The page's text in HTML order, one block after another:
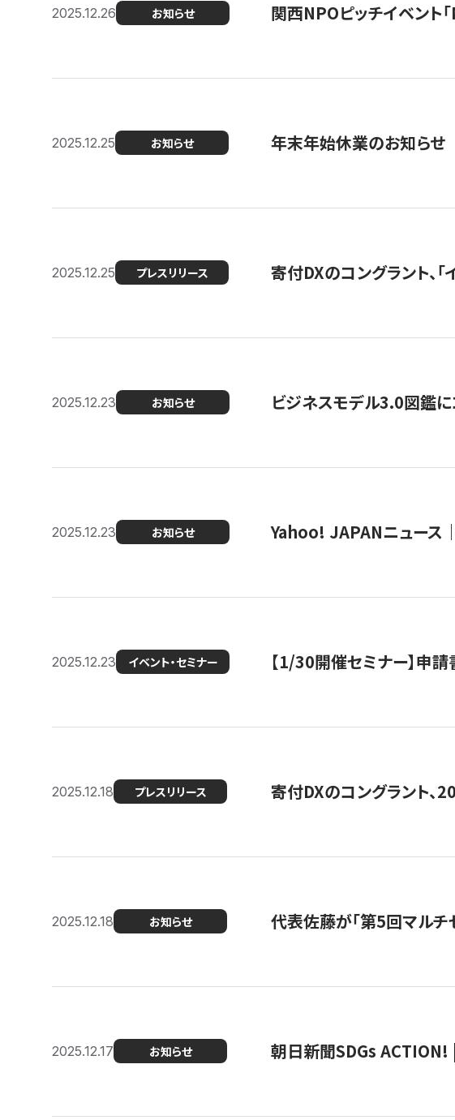
2025.12.26 お知らせ 関西NPOピッチイベント
2025.12.25 お知らせ 年末年始休業のお知らせ
2025.12.25 プレスリリース 寄付DXのコングラント、
2025.12.23 お知らせ ビジネスモデル3.0図鑑
2025.12.23 お知らせ Yahoo! JAPANニュース
2025.12.23 イベント・セミナー 【1/30開催セミナー】申
2025.12.18 プレスリリース 寄付DXのコングラント、
2025.12.18 お知らせ 代表佐藤が「第5回マルチ
2025.12.17 お知らせ 朝日新聞SDGs ACTION!